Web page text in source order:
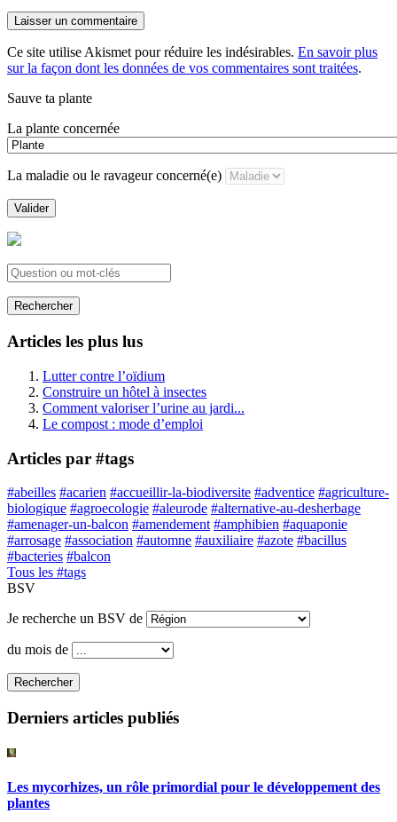
Ce site utilise Akismet pour réduire les indésirables. En savoir plus
sur la façon dont les données de vos commentaires sont traitées.
Sauve ta plante
La plante concernée
La maladie ou le ravageur concerné(e)
Valider
Rechercher
Articles les plus lus
Lutter contre l’oïdium
Construire un hôtel à insectes
Comment valoriser l’urine au jardi...
Le compost : mode d’emploi
Articles par #tags
#abeilles #acarien #accueillir-la-biodiversite #adventice #agriculture-
biologique #agroecologie #aleurode #alternative-au-desherbage
#amenager-un-balcon #amendement #amphibien #aquaponie
#arrosage #association #automne #auxiliaire #azote #bacillus
#bacteries #balcon
Tous les #tags
BSV
Je recherche un BSV de
du mois de
Rechercher
Derniers articles publiés
Les mycorhizes, un rôle primordial pour le développement des
plantes